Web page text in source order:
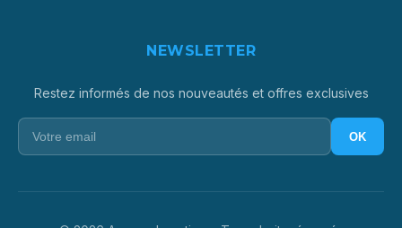
NEWSLETTER
Restez informés de nos nouveautés et offres exclusives
OK